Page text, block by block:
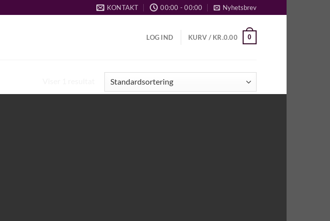
KONTAKT 00:00 - 00:00 Nyhetsbrev
LOG IND KURV / KR.0.00 0